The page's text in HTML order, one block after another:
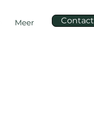
Meer Contact